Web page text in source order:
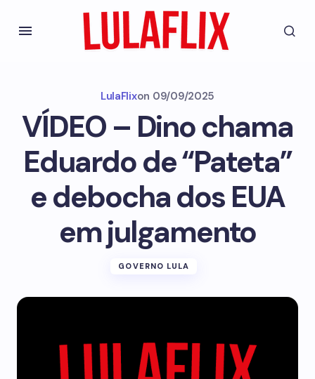
LulaFlixon 09/09/2025
VÍDEO – Dino chama
Eduardo de “Pateta”
e debocha dos EUA
em julgamento
GOVERNO LULA